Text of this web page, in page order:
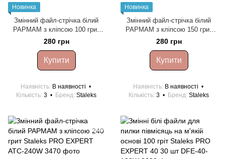
Новинка
Змінний файл-стрічка білий
PAPMAM з кліпсою 100 грит
Staleks PRO EXPERT ATC-
100W
280 грн
Купити
Наявність В наявності
Кількість 3 Бренд Staleks
Новинка
Змінний файл-стрічка білий
PAPMAM з кліпсою 150 грит
Staleks PRO EXPERT ATC-
150W
280 грн
Купити
Наявність В наявності
Кількість 3 Бренд Staleks